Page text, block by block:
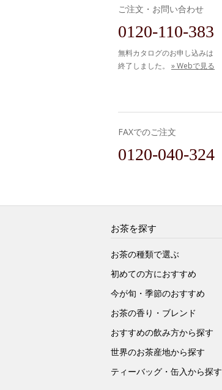
ご注文・お問い合わせ
0120-110-383
無料カタログのお申し込みは
終了しました。 » Webで見る
FAXでのご注文
0120-040-324
お茶を探す
お茶の種類で選ぶ
初めての方におすすめ
今が旬・季節のおすすめ
お茶の香り・ブレンド
おすすめの飲み方から探す
世界のお茶産地から探す
ティーバッグ・缶入から探す